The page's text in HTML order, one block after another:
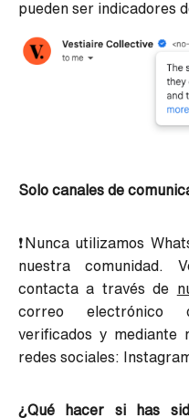
pueden ser indicadores
Solo canales de
❗Nunca utilizamos
nuestra comunidad.
contacta a través de
correo electrónico
verificados y mediante
redes sociales:
¿Qué hacer si has